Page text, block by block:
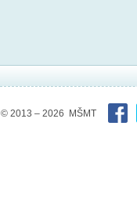
© 2013 – 2026 MŠMT